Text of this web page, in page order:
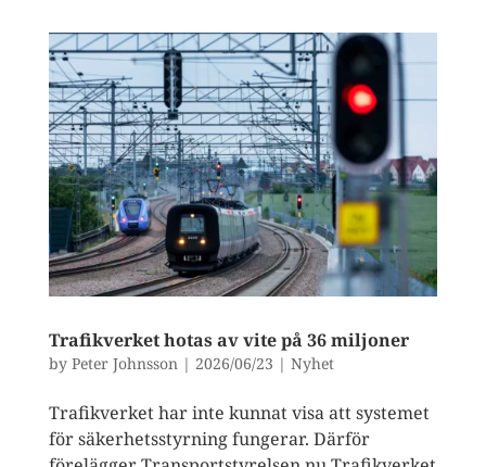
Trafikverket hotas av vite på 36 miljoner
by Peter Johnsson| 2026/06/23 | Nyhet
Trafikverket har inte kunnat visa att systemet
för säkerhetsstyrning fungerar. Därför